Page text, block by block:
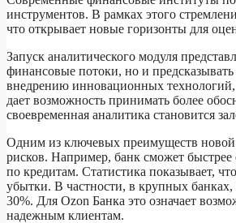
инструментов. В рамках этого
что открывает новые горизонты для
Запуск аналитического модуля
финансовые потоки, но и
внедрению инновационных
дает возможность принимать более
своевременная аналитика становится
Одним из ключевых преимуществ новой
рисков. Например, банк сможет
по кредитам. Статистика показывает,
убытки. В частности, в крупных
30%. Для Ozon Банка это означает
надежным клиентам.